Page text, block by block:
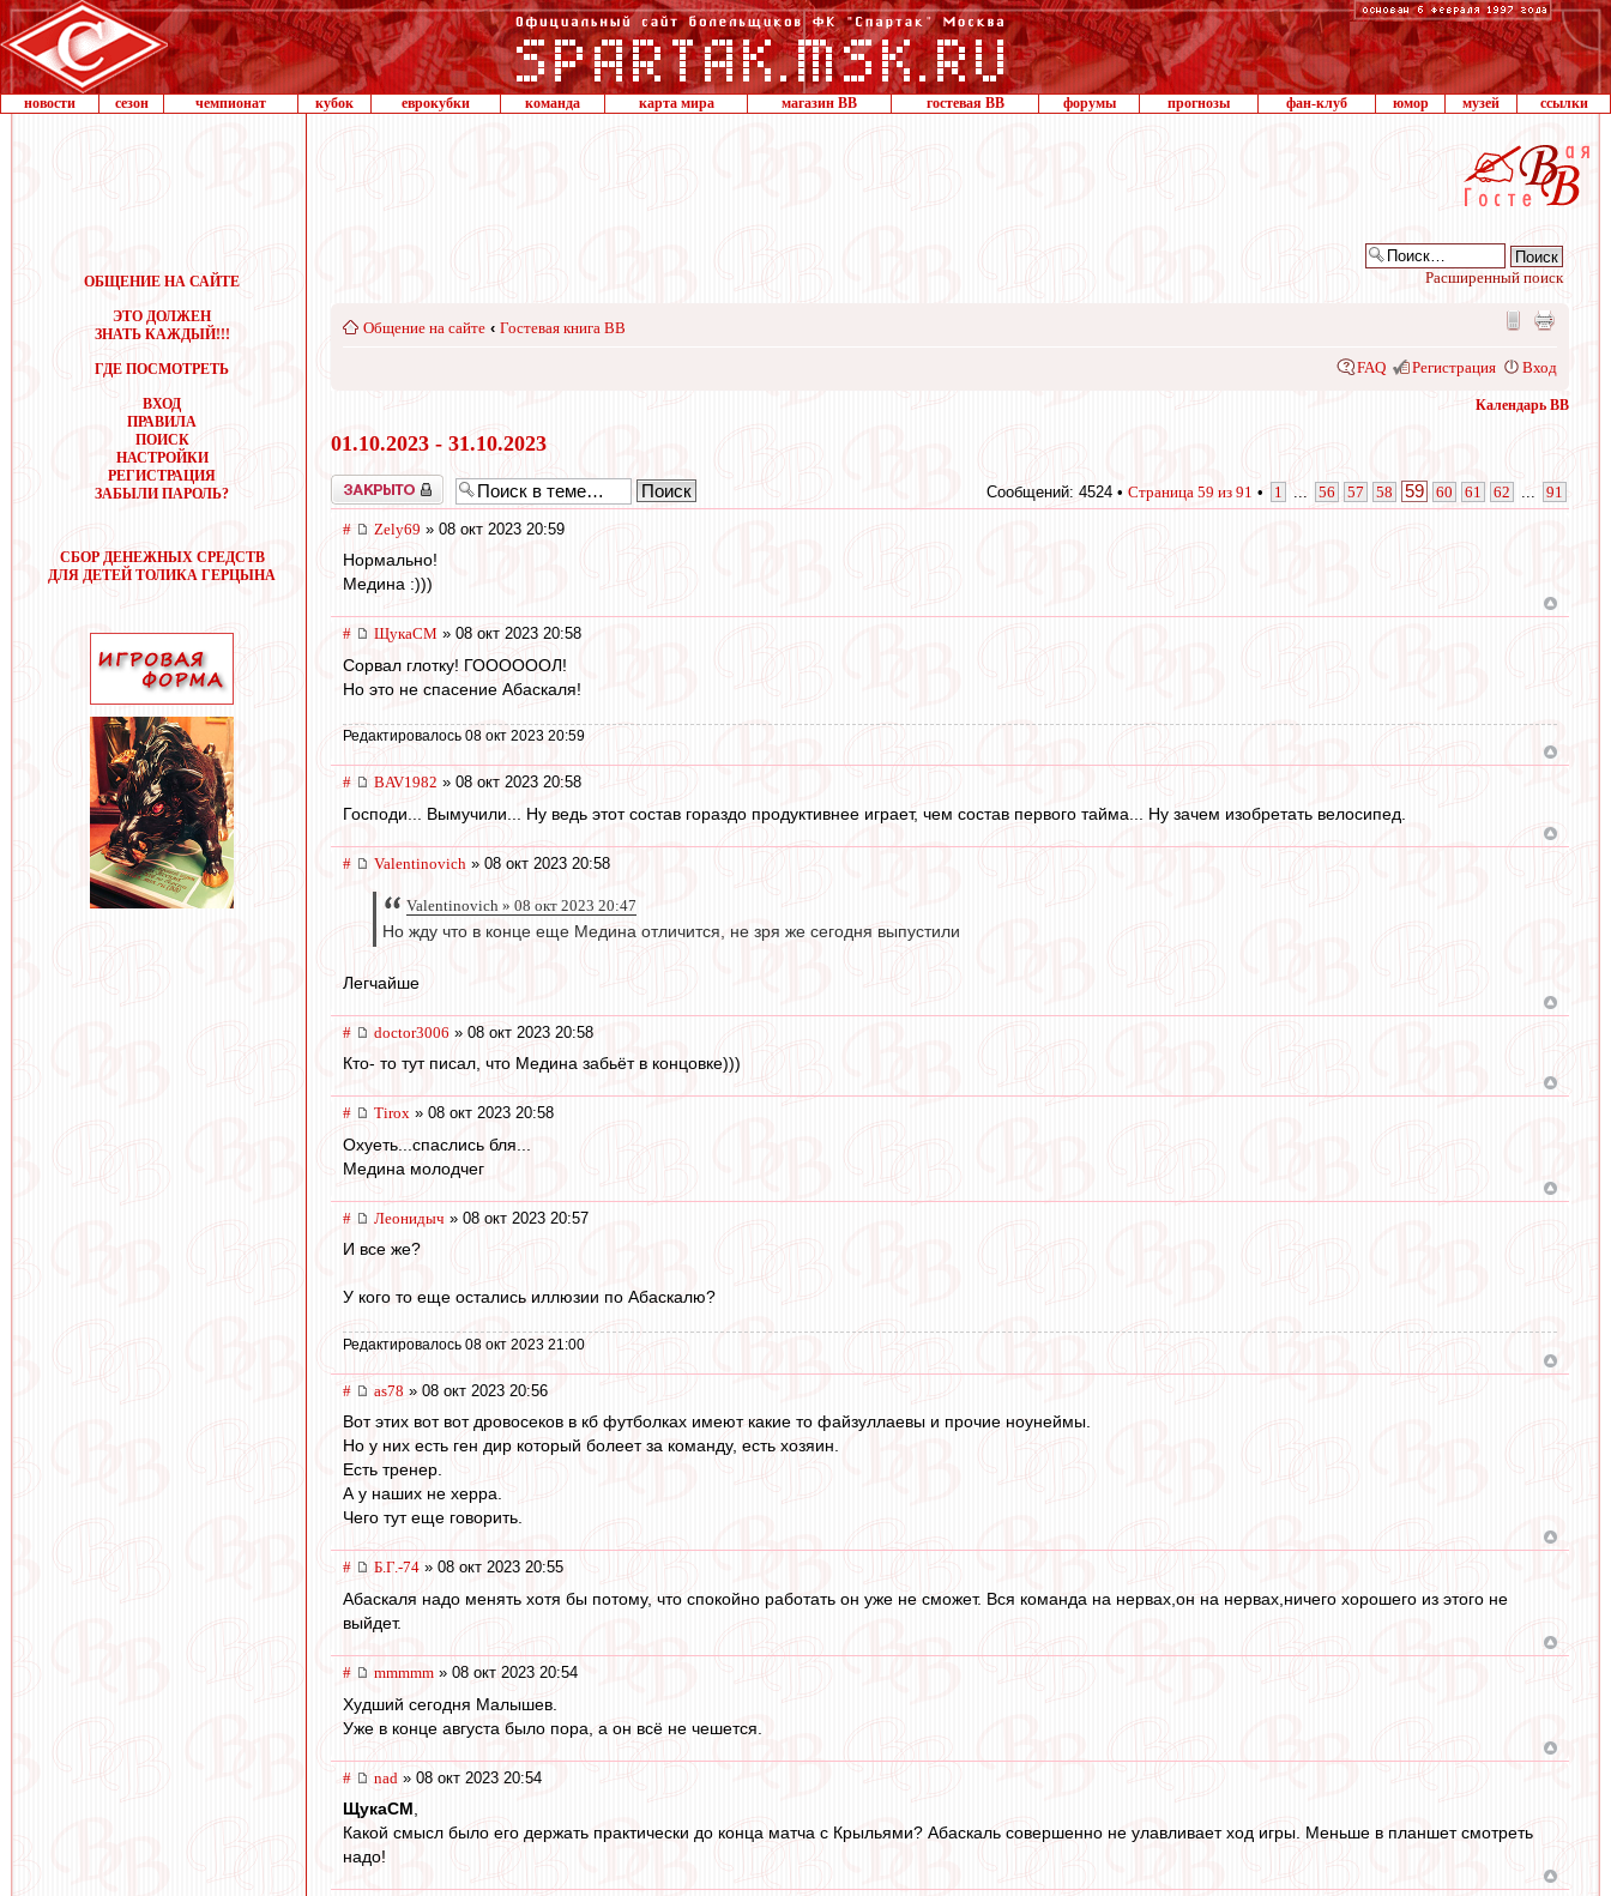
новости сезон чемпионат кубок еврокубки команда карта мира магазин ВВ гостевая ВВ форумы прогнозы фан-клуб юмор музей ссылки
ОБЩЕНИЕ НА САЙТЕ
ЭТО ДОЛЖЕН
ЗНАТЬ КАЖДЫЙ!!!
ГДЕ ПОСМОТРЕТЬ
ВХОД
ПРАВИЛА
ПОИСК
НАСТРОЙКИ
РЕГИСТРАЦИЯ
ЗАБЫЛИ ПАРОЛЬ?
СБОР ДЕНЕЖНЫХ СРЕДСТВ
ДЛЯ ДЕТЕЙ ТОЛИКА ГЕРЦЫНА
Расширенный поиск
Общение на сайте ‹ Гостевая книга ВВ
FAQ Регистрация Вход
Календарь ВВ
01.10.2023 - 31.10.2023
Закрыто Сообщений: 4524 • Страница 59 из 91 • 1 56 57 58 59 60 61 62 91
# Zely69 » 08 окт 2023 20:59
Нормально!
Медина :)))
# ЩукаСМ » 08 окт 2023 20:58
Сорвал глотку! ГООООООЛ!
Но это не спасение Абаскаля!
Редактировалось 08 окт 2023 20:59
# BAV1982 » 08 окт 2023 20:58
Господи... Вымучили... Ну ведь этот состав гораздо продуктивнее играет, чем состав первого тайма... Ну зачем изобретать велосипед.
# Valentinovich » 08 окт 2023 20:58
Valentinovich » 08 окт 2023 20:47
Но жду что в конце еще Медина отличится, не зря же сегодня выпустили
Легчайше
# doctor3006 » 08 окт 2023 20:58
Кто- то тут писал, что Медина забьёт в концовке)))
# Tirox » 08 окт 2023 20:58
Охуеть...спаслись бля...
Медина молодчег
# Леонидыч » 08 окт 2023 20:57
И все же?
У кого то еще остались иллюзии по Абаскалю?
Редактировалось 08 окт 2023 21:00
# as78 » 08 окт 2023 20:56
Вот этих вот вот дровосеков в кб футболках имеют какие то файзуллаевы и прочие ноунеймы.
Но у них есть ген дир который болеет за команду, есть хозяин.
Есть тренер.
А у наших не херра.
Чего тут еще говорить.
# Б.Г.-74 » 08 окт 2023 20:55
Абаскаля надо менять хотя бы потому, что спокойно работать он уже не сможет. Вся команда на нервах,он на нервах,ничего хорошего из этого не
выйдет.
# mmmmm » 08 окт 2023 20:54
Худший сегодня Малышев.
Уже в конце августа было пора, а он всё не чешется.
# nad » 08 окт 2023 20:54
ЩукаСМ,
Какой смысл было его держать практически до конца матча с Крыльями? Абаскаль совершенно не улавливает ход игры. Меньше в планшет смотреть
надо!